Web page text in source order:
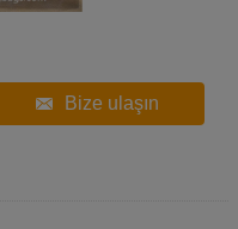
Bize ulaşın